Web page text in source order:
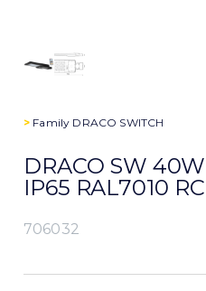
> Family DRACO SWITCH
DRACO SW
IP65 RAL7010
706032